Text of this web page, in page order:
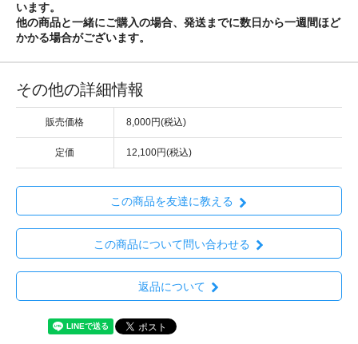
います。
他の商品と一緒にご購入の場合、発送までに数日から一週間ほど
かかる場合がございます。
その他の詳細情報
販売価格 8,000円(税込)
定価 12,100円(税込)
この商品を友達に教える
この商品について問い合わせる
返品について